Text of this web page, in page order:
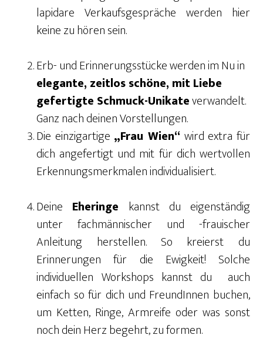
lapidare Verkaufsgespräche werden hier
keine zu hören sein.
Erb- und Erinnerungsstücke werden im Nu in
elegante, zeitlos schöne, mit Liebe
gefertigte Schmuck-Unikateverwandelt.
Ganz nach deinen Vorstellungen.
Die einzigartige „Frau Wien“ wird extra für
dich angefertigt und mit für dich wertvollen
Erkennungsmerkmalen individualisiert.
Deine Eheringe kannst du eigenständig
unter fachmännischer und -frauischer
Anleitung herstellen. So kreierst du
Erinnerungen für die Ewigkeit! Solche
individuellen Workshops kannst du auch
einfach so für dich und FreundInnen buchen,
um Ketten, Ringe, Armreife oder was sonst
noch dein Herz begehrt, zu formen.